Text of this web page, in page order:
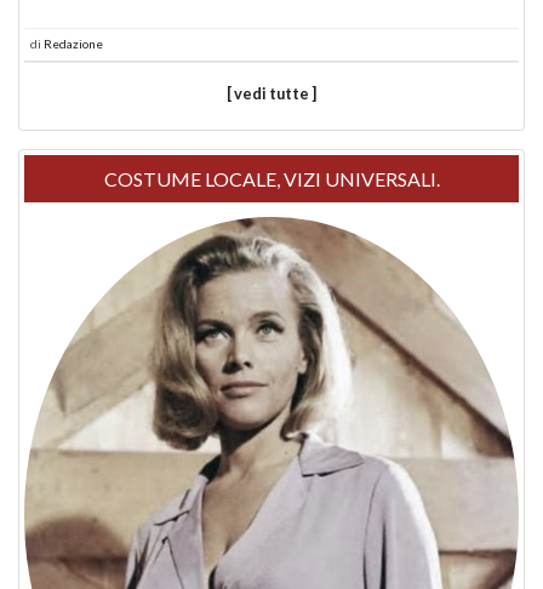
di Redazione
[ vedi tutte ]
COSTUME LOCALE, VIZI UNIVERSALI.